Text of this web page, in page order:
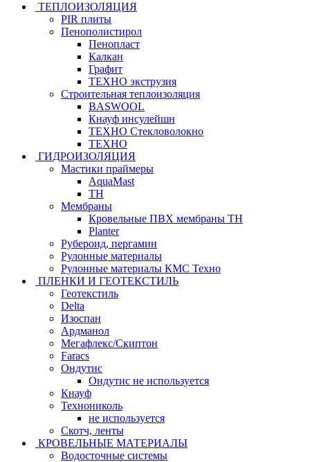
ТЕПЛОИЗОЛЯЦИЯ
PIR плиты
Пенополистирол
Пенопласт
Калкан
Графит
ТЕХНО экструзия
Строительная теплоизоляция
BASWOOL
Кнауф инсулейшн
ТЕХНО Стекловолокно
ТЕХНО
ГИДРОИЗОЛЯЦИЯ
Мастики праймеры
AquaMast
ТН
Мембраны
Кровельные ПВХ мембраны ТН
Planter
Рубероид, пергамин
Рулонные материалы
Рулонные материалы КМС Техно
ПЛЕНКИ И ГЕОТЕКСТИЛЬ
Геотекстиль
Delta
Изоспан
Ардманол
Мегафлекс/Скиптон
Faracs
Ондутис
Ондутис не используется
Кнауф
Технониколь
не используется
Скотч, ленты
КРОВЕЛЬНЫЕ МАТЕРИАЛЫ
Водосточные системы